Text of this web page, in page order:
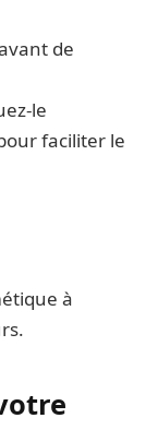
de
le
faciliter le
à